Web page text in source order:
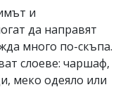
и
да направят
много по-скъпа.
слоеве: чаршаф,
меко одеяло или